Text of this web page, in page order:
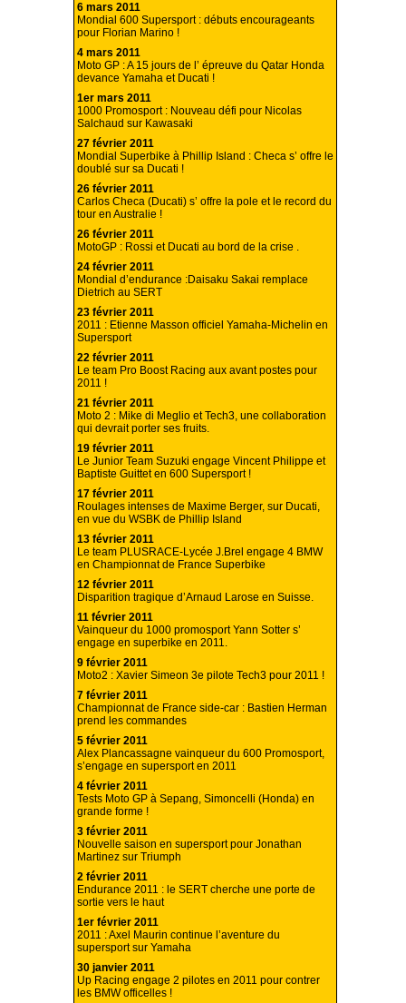
6 mars 2011
Mondial 600 Supersport : débuts encourageants
pour Florian Marino !
4 mars 2011
Moto GP : A 15 jours de l’ épreuve du Qatar Honda
devance Yamaha et Ducati !
1er mars 2011
1000 Promosport : Nouveau défi pour Nicolas
Salchaud sur Kawasaki
27 février 2011
Mondial Superbike à Phillip Island : Checa s’ offre le
doublé sur sa Ducati !
26 février 2011
Carlos Checa (Ducati) s’ offre la pole et le record du
tour en Australie !
26 février 2011
MotoGP : Rossi et Ducati au bord de la crise .
24 février 2011
Mondial d’endurance :Daisaku Sakai remplace
Dietrich au SERT
23 février 2011
2011 : Etienne Masson officiel Yamaha-Michelin en
Supersport
22 février 2011
Le team Pro Boost Racing aux avant postes pour
2011 !
21 février 2011
Moto 2 : Mike di Meglio et Tech3, une collaboration
qui devrait porter ses fruits.
19 février 2011
Le Junior Team Suzuki engage Vincent Philippe et
Baptiste Guittet en 600 Supersport !
17 février 2011
Roulages intenses de Maxime Berger, sur Ducati,
en vue du WSBK de Phillip Island
13 février 2011
Le team PLUSRACE-Lycée J.Brel engage 4 BMW
en Championnat de France Superbike
12 février 2011
Disparition tragique d’Arnaud Larose en Suisse.
11 février 2011
Vainqueur du 1000 promosport Yann Sotter s’
engage en superbike en 2011.
9 février 2011
Moto2 : Xavier Simeon 3e pilote Tech3 pour 2011 !
7 février 2011
Championnat de France side-car : Bastien Herman
prend les commandes
5 février 2011
Alex Plancassagne vainqueur du 600 Promosport,
s’engage en supersport en 2011
4 février 2011
Tests Moto GP à Sepang, Simoncelli (Honda) en
grande forme !
3 février 2011
Nouvelle saison en supersport pour Jonathan
Martinez sur Triumph
2 février 2011
Endurance 2011 : le SERT cherche une porte de
sortie vers le haut
1er février 2011
2011 : Axel Maurin continue l’aventure du
supersport sur Yamaha
30 janvier 2011
Up Racing engage 2 pilotes en 2011 pour contrer
les BMW officelles !